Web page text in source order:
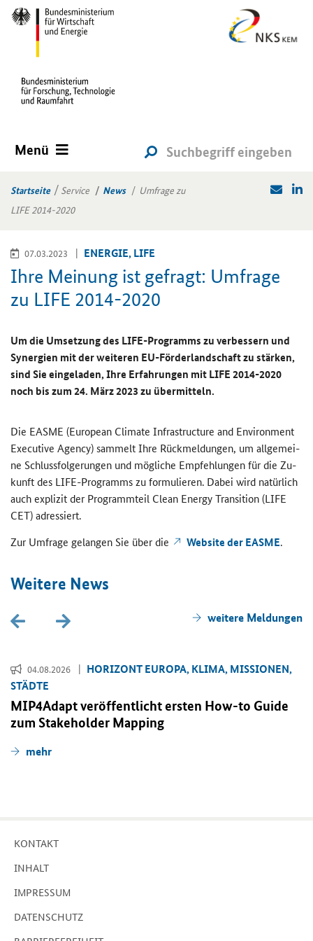
Menü
Startseite Service News
Umfrage zu
LIFE 2014-2020
07.03.2023 EN­ER­GIE, LIFE
Ihre Mei­nung ist ge­fragt: Um­fra­ge
zu LIFE 2014-​2020
Um die Um­set­zung des LIFE-​Programms zu ver­bes­sern und
Syn­er­gien mit der wei­te­ren EU-​Förderlandschaft zu stär­ken,
sind Sie ein­ge­la­den, Ihre Er­fah­run­gen mitLIFE2014-​2020
noch bis zum 24. März 2023 zu über­mit­teln.
Die EASME (European Climate Infrastructure and Environment
Executive Agency) sam­melt Ihre Rück­mel­dun­gen, um all­ge­mei­
ne Schluss­fol­ge­run­gen und mög­li­che Emp­feh­lun­gen für die Zu­
kunft des LIFE-​Programms zu for­mu­lie­ren. Dabei wird na­tür­lich
auch ex­pli­zit der Pro­gramm­teil Clean Energy Transition(LIFE
CET) adres­siert.
Zur Um­fra­ge ge­lan­gen Sie über die
Websiteder EASME.
Wei­te­re News
wei­te­re Mel­dun­gen
04.08.2026
HO­RI­ZONT EU­RO­PA, KLIMA, MIS­SIO­NEN,
STÄD­TE
MIP4Adapt ver­öf­fent­licht ers­ten How-to Guide
zum Stakeholder Mapping
mehr
KON­TAKT
IN­HALT
IM­PRES­SUM
DA­TEN­SCHUTZ